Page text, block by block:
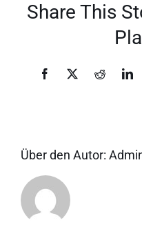
Share This
Facebook
X Reddit
Über den Autor: